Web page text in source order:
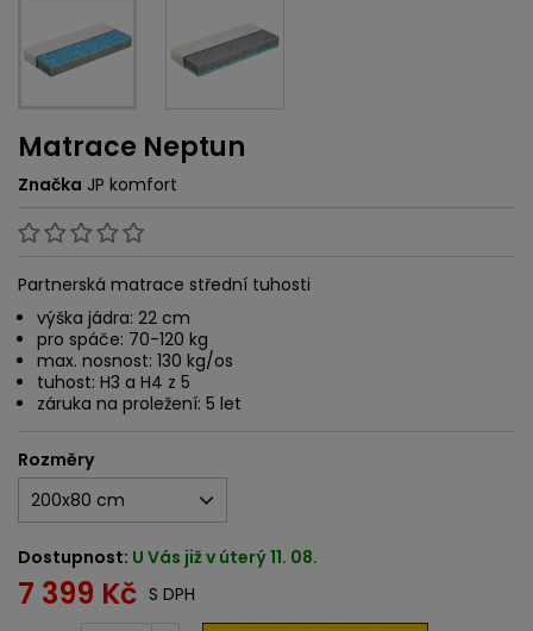
Matrace Neptun
Značka JP komfort
Partnerská matrace střední tuhosti
výška jádra: 22 cm
pro spáče: 70-120 kg
max. nosnost: 130 kg/os
tuhost: H3 a H4 z 5
záruka na proležení: 5 let
Rozměry
Dostupnost: U Vás již v úterý 11. 08.
7 399 Kč S DPH